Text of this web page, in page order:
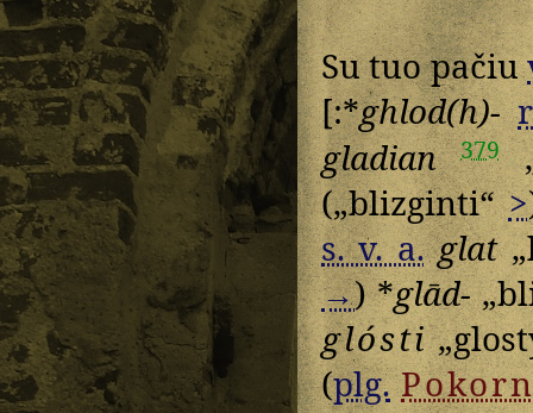
Su tuo pačiu
[:*ghlod(h)-
gladian
379
(„blizginti“>
s. v. a. glat
→) *glād-
glósti
(plg.